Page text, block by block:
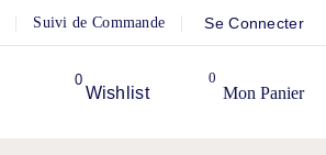
Suivi de Commande Se Connecter
Wishlist
0
Mon Panier